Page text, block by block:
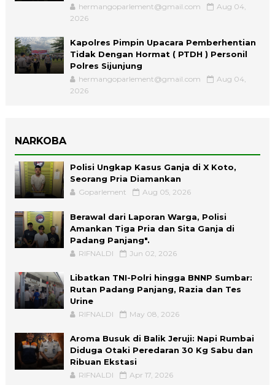
hermangoparlement@gmail.com
Aug 04,
2026
Kapolres Pimpin Upacara Pemberhentian
Tidak Dengan Hormat ( PTDH ) Personil
Polres Sijunjung
hermangoparlement@gmail.com
Aug 04,
2026
NARKOBA
Polisi Ungkap Kasus Ganja di X Koto,
Seorang Pria Diamankan
Goparlement Aug 05, 2026
Berawal dari Laporan Warga, Polisi
Amankan Tiga Pria dan Sita Ganja di
Padang Panjang".
RIFNALDI Jun 02, 2026
Libatkan TNI-Polri hingga BNNP Sumbar:
Rutan Padang Panjang, Razia dan Tes
Urine
RIFNALDI May 08, 2026
Aroma Busuk di Balik Jeruji: Napi Rumbai
Diduga Otaki Peredaran 30 Kg Sabu dan
Ribuan Ekstasi
RIFNALDI Apr 17, 2026